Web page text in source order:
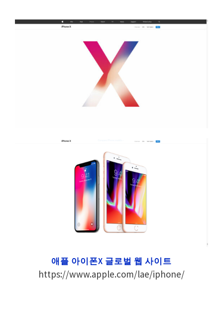
애플 아이폰X 글로벌 웹 사이트
https://www.apple.com/lae/iphone/